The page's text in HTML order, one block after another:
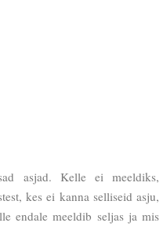
asjad. Kelle ei meeldiks,
kes ei kanna selliseid asju,
endale meeldib seljas ja mis